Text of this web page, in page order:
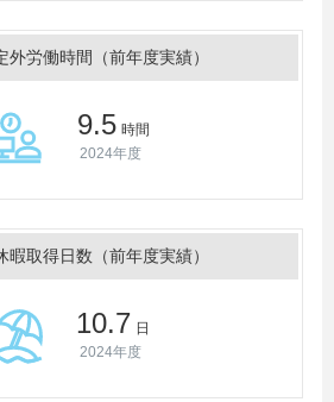
外労働時間（前年度実績）
9.5 時間
2024年度
暇取得日数（前年度実績）
10.7 日
2024年度